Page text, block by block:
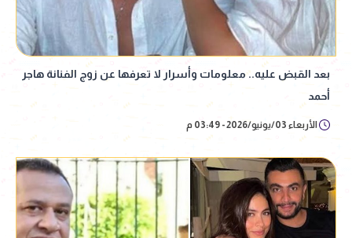
بعد القبض عليه.. معلومات وأسرار لا تعرفها عن زوج الفنانة هاجر
أحمد
الأربعاء 03/يونيو/2026 - 03:49 م